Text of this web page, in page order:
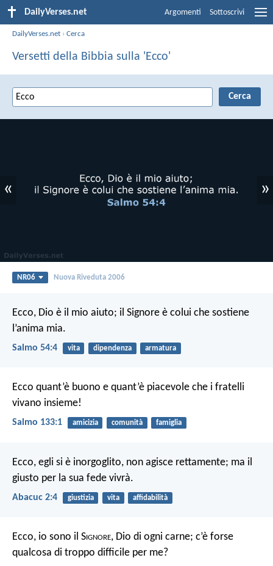
DailyVerses.net Argomenti Sottoscrivi
DailyVerses.net ›Cerca
Versetti della Bibbia sulla 'Ecco'
« »
NR06 Nuova Riveduta 2006
Ecco, Dio è il mio aiuto; il Signore è colui che sostiene
l’anima mia.
Salmo 54:4 vita dipendenza armatura
Ecco quant’è buono e quant’è piacevole che i fratelli
vivano insieme!
Salmo 133:1 amicizia comunità famiglia
Ecco, egli si è inorgoglito, non agisce rettamente; ma il
giusto per la sua fede vivrà.
Abacuc 2:4 giustizia vita affidabilità
Ecco, io sono il Signore, Dio di ogni carne; c’è forse
qualcosa di troppo difficile per me?